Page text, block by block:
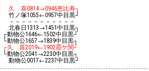
久 喜0814→0946恵比寿┐
竹ノ塚1055←0957中目黒┘
－－－－－－－－－－－
北春日 1313→1451中目黒┐
┌動物公1646←1502中目黒┘
└動物公1657→1839中目黒┐
┌久 喜2019←1902霞ケ関┘
└動物公2041 →2230中目黒┐
動物公0017←2237中目黒┘